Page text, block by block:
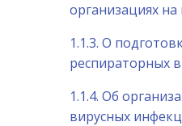
организациях
1.1.3. О
респираторных
1.1.4. Об
вирусных